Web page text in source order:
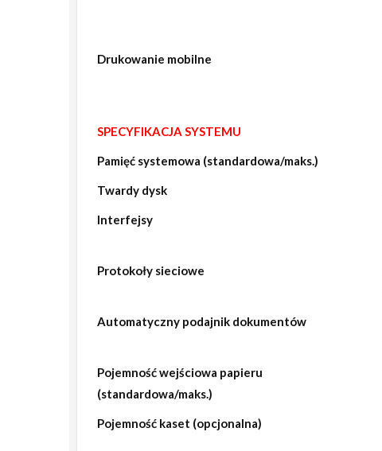
Drukowanie mobilne
SPECYFIKACJA SYSTEMU
Pamięć systemowa (standardowa/maks.)
Twardy dysk
Interfejsy
Protokoły sieciowe
Automatyczny podajnik dokumentów
Pojemność wejściowa papieru
(standardowa/maks.)
Pojemność kaset (opcjonalna)